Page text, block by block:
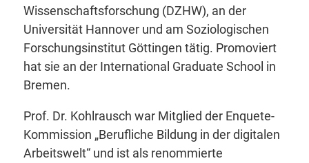
Wissenschaftsforschung (DZHW), an der
Universität Hannover und am Soziologischen
Forschungsinstitut Göttingen tätig. Promoviert
hat sie an der International Graduate School in
Bremen.
Prof. Dr. Kohlrausch war Mitglied der Enquete-
Kommission „Berufliche Bildung in der digitalen
Arbeitswelt“ und ist als renommierte